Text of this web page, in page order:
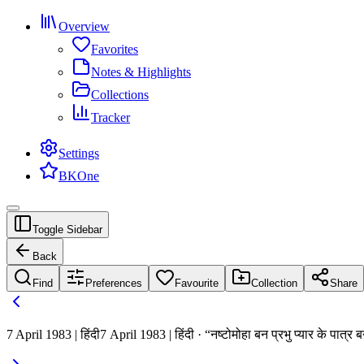
Overview
Favorites
Notes & Highlights
Collections
Tracker
Settings
BKOne
Toggle Sidebar
Back
Find Preferences Favourite Collection Share
7 April 1983 | हिंदी7 April 1983 | हिंदी · “नष्टोमोहा बन प्रभु प्यार के पात्र